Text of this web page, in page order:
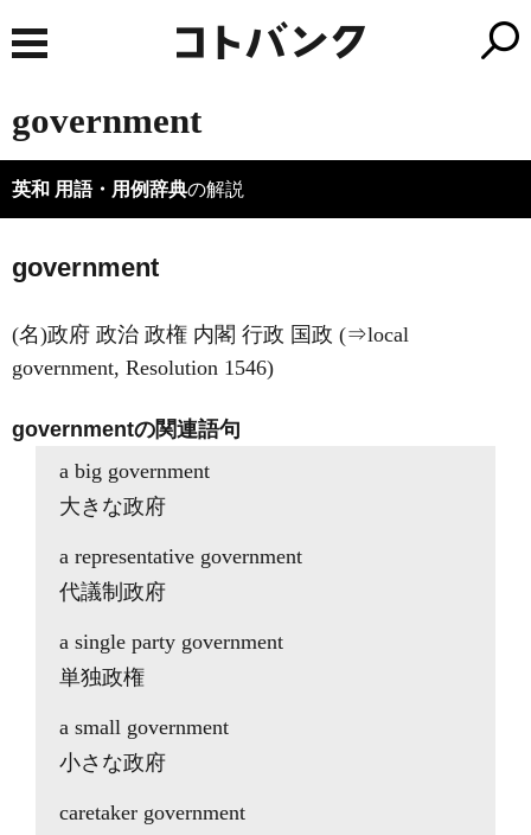
government
英和 用語・用例辞典の解説
government
(名)政府 政治 政権 内閣 行政 国政 (⇒local
government, Resolution 1546)
governmentの関連語句
a big government
大きな政府
a representative government
代議制政府
a single party government
単独政権
a small government
小さな政府
caretaker government